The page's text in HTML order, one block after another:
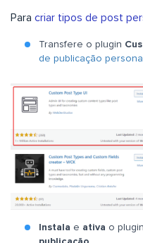
Para criar tipos de post
Transfere o plugin
de publicação
Instala e ativa o